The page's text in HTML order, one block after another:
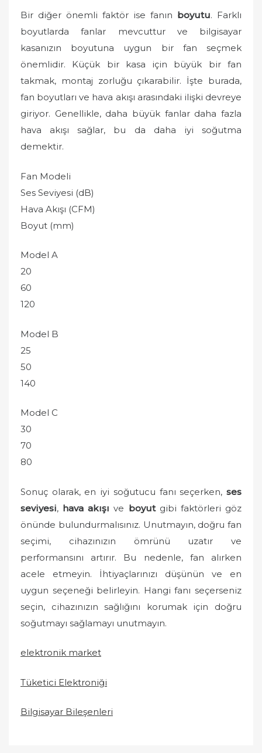
Bir diğer önemli faktör ise fanın boyutu. Farklı
boyutlarda fanlar mevcuttur ve bilgisayar
kasanızın boyutuna uygun bir fan seçmek
önemlidir. Küçük bir kasa için büyük bir fan
takmak, montaj zorluğu çıkarabilir. İşte burada,
fan boyutları ve hava akışı arasındaki ilişki devreye
giriyor. Genellikle, daha büyük fanlar daha fazla
hava akışı sağlar, bu da daha iyi soğutma
demektir.
Fan Modeli
Ses Seviyesi (dB)
Hava Akışı (CFM)
Boyut (mm)
Model A
20
60
120
Model B
25
50
140
Model C
30
70
80
Sonuç olarak, en iyi soğutucu fanı seçerken, ses
seviyesi, hava akışı ve boyutgibi faktörleri göz
önünde bulundurmalısınız. Unutmayın, doğru fan
seçimi, cihazınızın ömrünü uzatır ve
performansını artırır. Bu nedenle, fan alırken
acele etmeyin. İhtiyaçlarınızı düşünün ve en
uygun seçeneği belirleyin. Hangi fanı seçerseniz
seçin, cihazınızın sağlığını korumak için doğru
soğutmayı sağlamayı unutmayın.
elektronik market
Tüketici Elektroniği
Bilgisayar Bileşenleri